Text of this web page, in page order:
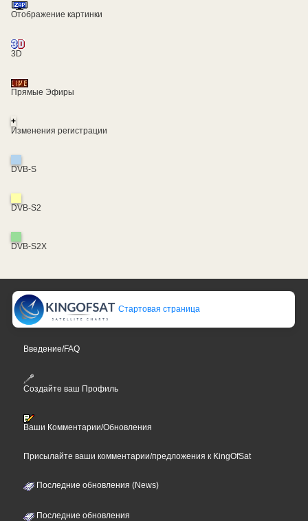
Отображение картинки
3D
Прямые Эфиры
+
Изменения регистрации
DVB-S
DVB-S2
DVB-S2X
Стартовая страница
Введение/FAQ
Создайте ваш Профиль
Ваши Комментарии/Обновления
Присылайте ваши комментарии/предложения к KingOfSat
Последние обновления (News)
Последние обновления